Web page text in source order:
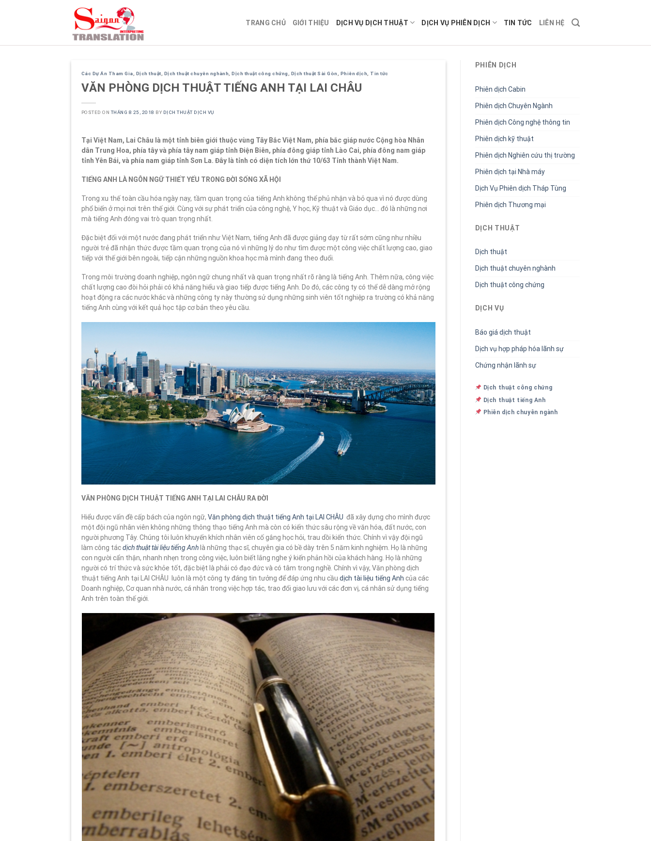
TRANG CHỦ GIỚI THIỆU DỊCH VỤ DỊCH THUẬT DỊCH VỤ PHIÊN DỊCH TIN TỨC LIÊN HỆ
Các Dự Án Tham Gia Dịch thuật Dịch thuật chuyên nghành ,Dịch thuật công chứng Dịch thuật Sài Gòn Phiên dịch Tin tức
VĂN PHÒNG DỊCH THUẬT TIẾNG ANH TẠI LAI CHÂU
POSTED ONTHÁNG 8 25, 2018 BY DỊCH THUẬT DỊCH VỤ
Tại Việt Nam, Lai Châu là một tỉnh biên giới thuộc vùng Tây Bắc Việt Nam, phía bắc giáp nước Cộng hòa Nhân
dân Trung Hoa, phía tây và phía tây nam giáp tỉnh Điện Biên, phía đông giáp tỉnh Lào Cai, phía đông nam giáp
tỉnh Yên Bái, và phía nam giáp tỉnh Sơn La. Đây là tỉnh có diện tích lớn thứ 10/63 Tỉnh thành Việt Nam.
TIẾNG ANH LÀ NGÔN NGỮ THIẾT YẾU TRONG ĐỜI SỐNG XÃ HỘI
Trong xu thế toàn cầu hóa ngày nay, tầm quan trọng của tiếng Anh không thể phủ nhận và bỏ qua vì nó được dùng
phổ biến ở mọi nơi trên thế giới. Cùng với sự phát triển của công nghệ, Y học, Kỹ thuật và Giáo dục… đó là những nơi
mà tiếng Anh đóng vai trò quan trọng nhất.
Đặc biệt đối với một nước đang phát triển như Việt Nam, tiếng Anh đã được giảng dạy từ rất sớm cũng như nhiều
người trẻ đã nhận thức được tầm quan trọng của nó vì những lý do như tìm được một công việc chất lượng cao, giao
tiếp với thế giới bên ngoài, tiếp cận những nguồn khoa học mà mình đang theo đuổi.
Trong môi trường doanh nghiệp, ngôn ngữ chung nhất và quan trọng nhất rõ ràng là tiếng Anh. Thêm nữa, công việc
chất lượng cao đòi hỏi phải có khả năng hiểu và giao tiếp được tiếng Anh. Do đó, các công ty có thể dễ dàng mở rộng
hoạt động ra các nước khác và những công ty này thường sử dụng những sinh viên tốt nghiệp ra trường có khả năng
tiếng Anh cùng với kết quả học tập cơ bản theo yêu cầu.
VĂN PHÒNG DỊCH THUẬT TIẾNG ANH TẠI LAI CHÂU RA ĐỜI
Hiểu được vấn đề cấp bách của ngôn ngữ, Văn phòng dịch thuật tiếng Anh tại LAI CHÂU đã xây dựng cho mình được
một đội ngũ nhân viên không những thông thạo tiếng Anh mà còn có kiến thức sâu rộng về văn hóa, đất nước, con
người phương Tây. Chúng tôi luôn khuyến khích nhân viên cố gắng học hỏi, trau dồi kiến thức. Chính vì vậy đội ngũ
làm công tácdịch thuật tài liệu tiếng Anh là những thạc sĩ, chuyên gia có bề dày trên 5 năm kinh nghiệm. Họ là những
con người cẩn thận, nhanh nhẹn trong công việc, luôn biết lắng nghe ý kiến phản hồi của khách hàng. Họ là những
người có trí thức và sức khỏe tốt, đặc biệt là phải có đạo đức và có tâm trong nghề. Chính vì vậy, Văn phòng dịch
thuật tiếng Anh tại LAI CHÂU luôn là một công ty đáng tin tưởng để đáp ứng nhu cầu dịch tài liệu tiếng Anh của các
Doanh nghiệp, Cơ quan nhà nước, cá nhân trong việc hợp tác, trao đổi giao lưu với các đơn vị, cá nhân sử dụng tiếng
Anh trên toàn thế giới.
PHIÊN DỊCH
Phiên dịch Cabin
Phiên dịch Chuyên Ngành
Phiên dịch Công nghệ thông tin
Phiên dịch kỹ thuật
Phiên dịch Nghiên cứu thị trường
Phiên dịch tại Nhà máy
Dịch Vụ Phiên dịch Tháp Tùng
Phiên dịch Thương mại
DỊCH THUẬT
Dịch thuật
Dịch thuật chuyên nghành
Dịch thuật công chứng
DỊCH VỤ
Báo giá dịch thuật
Dịch vụ hợp pháp hóa lãnh sự
Chứng nhận lãnh sự
Dịch thuật công chứng
Dịch thuật tiếng Anh
Phiên dịch chuyên ngành